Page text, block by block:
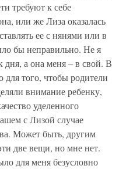
требуют к себе
или же Лиза оказалась
ее с нянями или в
бы неправильно. Не я
дня, а она меня – в свой. В
для того, чтобы родители
внимание ребенку,
уделенного
с Лизой случае
Может быть, другим
две вещи, но мне нет.
для меня безусловно